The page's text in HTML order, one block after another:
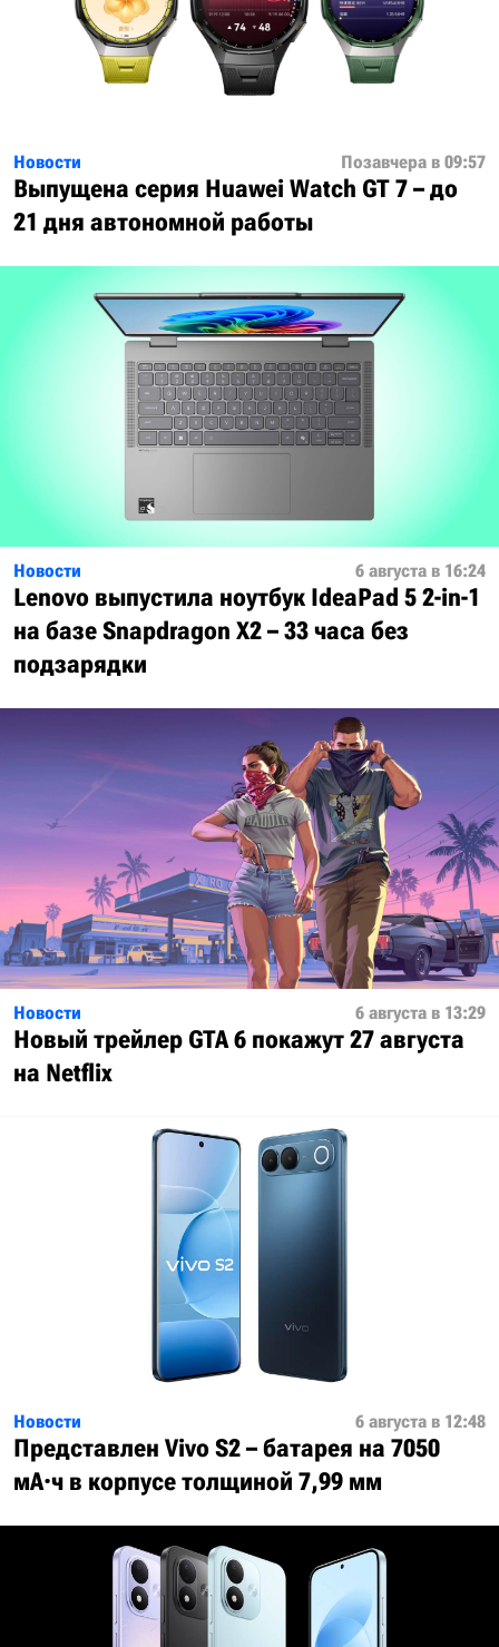
Новости Позавчера в 09:57
Выпущена серия Huawei Watch GT 7 – до
21 дня автономной работы
Новости 6 августа в 16:24
Lenovo выпустила ноутбук IdeaPad 5 2-in-1
на базе Snapdragon X2 – 33 часа без
подзарядки
Новости 6 августа в 13:29
Новый трейлер GTA 6 покажут 27 августа
на Netflix
Новости 6 августа в 12:48
Представлен Vivo S2 – батарея на 7050
мА·ч в корпусе толщиной 7,99 мм